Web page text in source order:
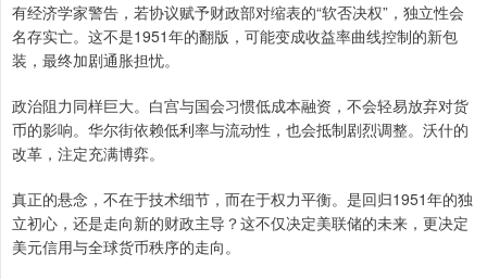
有经济学家警告，若协议赋予财政部对缩表的“软否决权”，独立性会
名存实亡。这不是1951年的翻版，可能变成收益率曲线控制的新包
装，最终加剧通胀担忧。
政治阻力同样巨大。白宫与国会习惯低成本融资，不会轻易放弃对货
币的影响。华尔街依赖低利率与流动性，也会抵制剧烈调整。沃什的
改革，注定充满博弈。
真正的悬念，不在于技术细节，而在于权力平衡。是回归1951年的独
立初心，还是走向新的财政主导？这不仅决定美联储的未来，更决定
美元信用与全球货币秩序的走向。